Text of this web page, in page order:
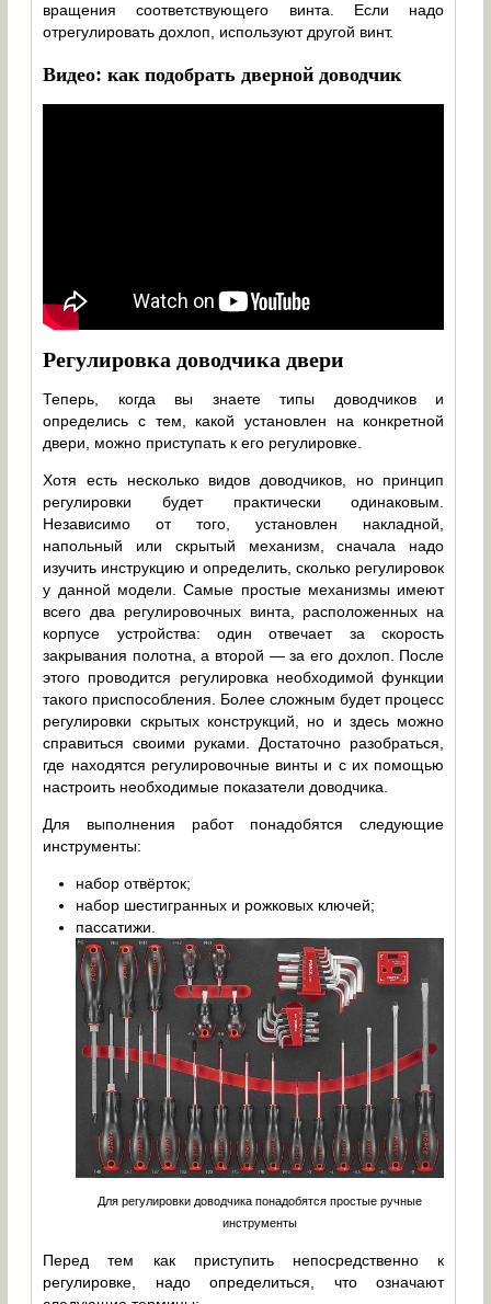
вращения соответствующего винта. Если надо
отрегулировать дохлоп, используют другой винт.
Видео: как подобрать дверной доводчик
Регулировка доводчика двери
Теперь, когда вы знаете типы доводчиков и
определись с тем, какой установлен на конкретной
двери, можно приступать к его регулировке.
Хотя есть несколько видов доводчиков, но принцип
регулировки будет практически одинаковым.
Независимо от того, установлен накладной,
напольный или скрытый механизм, сначала надо
изучить инструкцию и определить, сколько регулировок
у данной модели. Самые простые механизмы имеют
всего два регулировочных винта, расположенных на
корпусе устройства: один отвечает за скорость
закрывания полотна, а второй — за его дохлоп. После
этого проводится регулировка необходимой функции
такого приспособления. Более сложным будет процесс
регулировки скрытых конструкций, но и здесь можно
справиться своими руками. Достаточно разобраться,
где находятся регулировочные винты и с их помощью
настроить необходимые показатели доводчика.
Для выполнения работ понадобятся следующие
инструменты:
набор отвёрток;
набор шестигранных и рожковых ключей;
пассатижи.
Для регулировки доводчика понадобятся простые ручные
инструменты
Перед тем как приступить непосредственно к
регулировке, надо определиться, что означают